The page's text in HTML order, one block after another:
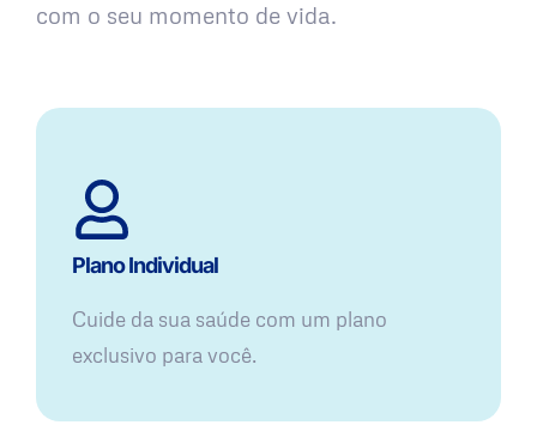
com o seu momento de vida.
Plano Individual
Cuide da sua saúde com um plano
exclusivo para você.